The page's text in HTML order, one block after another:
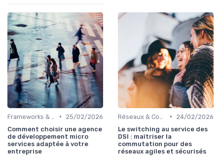
•
25/02/2026
Comment choisir une agence
de développement micro
services adaptée à votre
entreprise
•
24/02/2026
Le switching au service des
DSI : maîtriser la
commutation pour des
réseaux agiles et sécurisés